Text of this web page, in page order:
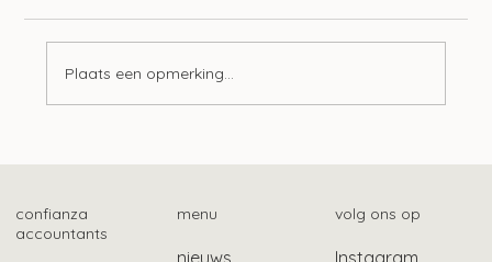
Plaats een opmerking...
confianza
accountants
menu volg ons op